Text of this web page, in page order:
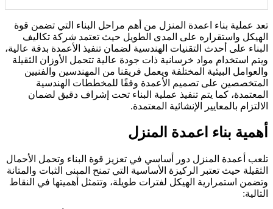
تعد عملية بناء اعمدة المنزل من أهم مراحل البناء التي تضمن قوة
الهيكل واستقراره على المدى الطويل حيث تعتمد شركة تكاليف
البناء على أحدث التقنيات الهندسية لضمان تنفيذ الأعمدة بدقة عالية،
ويتم استخدام مواد خرسانية ذات جودة عالية تتحمل الأوزان الثقيلة
والعوامل البيئية المختلفة ويعمل فريقنا من المهندسين والفنيين
المتخصصين على تصميم الأعمدة وفقًا للمخططات الهندسية
المعتمدة، كما يتم تنفيذ عملية البناء تحت إشراف دقيق لضمان
الالتزام بالمعايير الإنشائية المعتمدة.
أهمية بناء اعمدة المنزل
تلعب أعمدة المنزل دور أساسي في تعزيز قوة البناء وتحمل الأحمال
الثقيلة حيث تعتبر الركيزة الأساسية التي تمنح المبنى الثبات والمتانة
وتضمن استمرارية الهيكل لفترات طويلة، وتتمثل أهميتها في النقاط
التالية: